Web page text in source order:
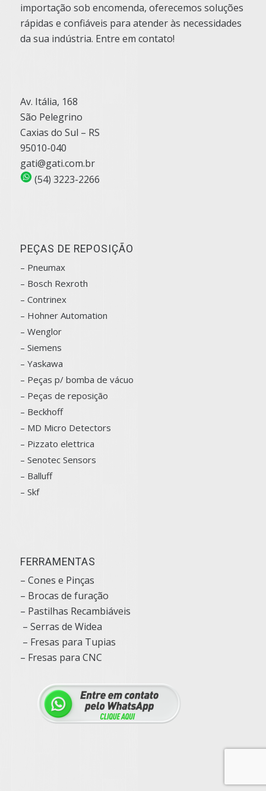
importação sob encomenda, oferecemos soluções
rápidas e confiáveis para atender às necessidades
da sua indústria. Entre em contato!
Av. Itália, 168
São Pelegrino
Caxias do Sul – RS
95010-040
gati@gati.com.br
(54) 3223-2266
PEÇAS DE REPOSIÇÃO
– Pneumax
– Bosch Rexroth
– Contrinex
– Hohner Automation
– Wenglor
– Siemens
– Yaskawa
– Peças p/ bomba de vácuo
– Peças de reposição
– Beckhoff
– MD Micro Detectors
– Pizzato elettrica
– Senotec Sensors
– Balluff
– Skf
FERRAMENTAS
– Cones e Pinças
– Brocas de furação
– Pastilhas Recambiáveis
– Serras de Widea
– Fresas para Tupias
– Fresas para CNC